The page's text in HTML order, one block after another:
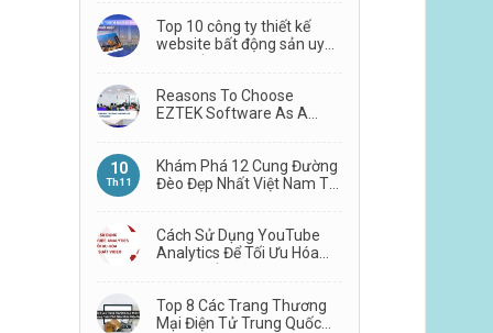
Top 10 công ty thiết kế
website bất động sản uy
Reasons To Choose
EZTEK Software As A
10
Th11
Khám Phá 12 Cung Đường
Đèo Đẹp Nhất Việt Nam Từ
Cách Sử Dụng YouTube
Analytics Để Tối Ưu Hóa
Top 8 Các Trang Thương
Mại Điện Tử Trung Quốc